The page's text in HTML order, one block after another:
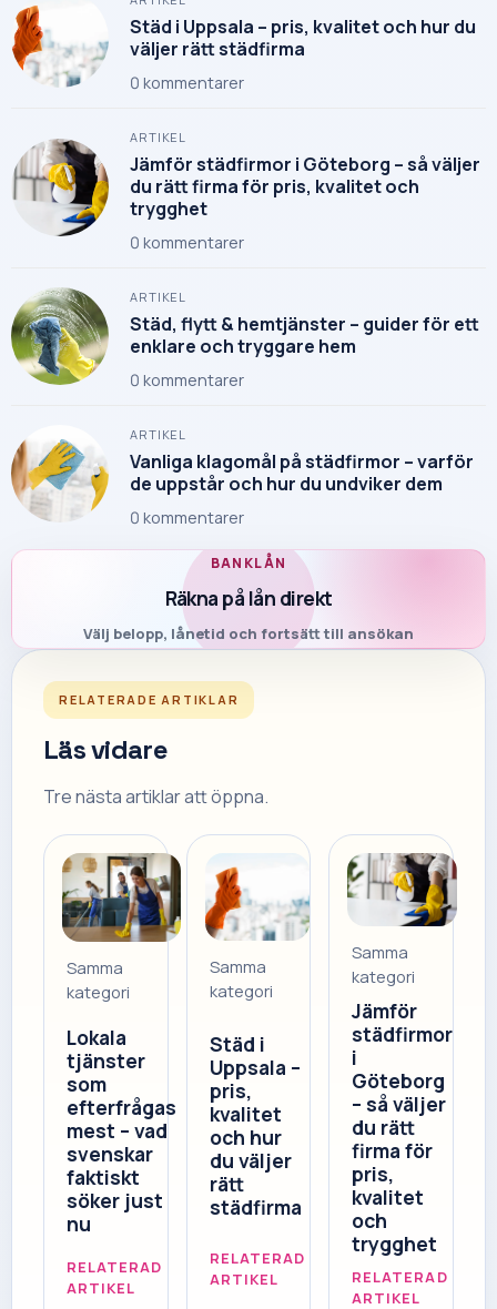
BANKLÅN
Räkna på lån direkt
Välj belopp, lånetid och fortsätt till ansökan
RELATERADE ARTIKLAR
Läs vidare
Tre nästa artiklar att öppna.
Samma
kategori
Lokala
tjänster
som
efterfrågas
mest – vad
svenskar
faktiskt
söker just
nu
RELATERAD
ARTIKEL
Samma
kategori
Städ i
Uppsala –
pris,
kvalitet
och hur
du väljer
rätt
städfirma
RELATERAD
ARTIKEL
Samma
kategori
Jämför
städfirmor
i
Göteborg
– så väljer
du rätt
firma för
pris,
kvalitet
och
trygghet
RELATERAD
ARTIKEL
Städ i Uppsala – pris, kvalitet och hur du
väljer rätt städfirma
0 kommentarer
ARTIKEL
Jämför städfirmor i Göteborg – så väljer
du rätt firma för pris, kvalitet och
trygghet
0 kommentarer
ARTIKEL
Städ, flytt & hemtjänster – guider för ett
enklare och tryggare hem
0 kommentarer
ARTIKEL
Vanliga klagomål på städfirmor – varför
de uppstår och hur du undviker dem
0 kommentarer